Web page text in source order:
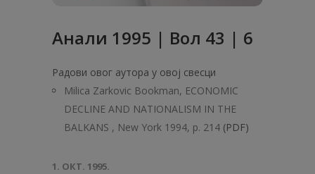
Анaли 1995 | Вол 43 | 6
Радови овог аутора у овој свесци
Milica Zarkovic Bookman, ECONOMIC
DECLINE AND NATIONALISM IN THE
BALKANS , New York 1994, p. 214 (PDF)
1. ОКТ. 1995.